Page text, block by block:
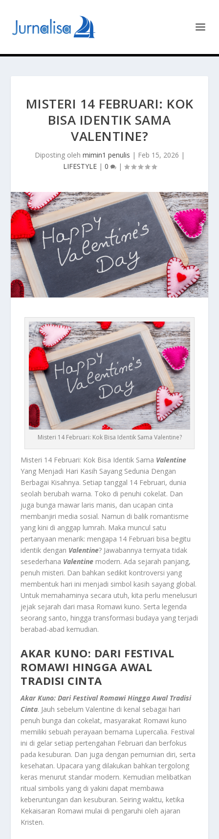
MISTERI 14 FEBRUARI: KOK
BISA IDENTIK SAMA
VALENTINE?
Diposting oleh mimin1 penulis | Feb 15, 2026 |
LIFESTYLE| 0 |
Misteri 14 Februari: Kok Bisa Identik Sama Valentine?
Misteri 14 Februari: Kok Bisa Identik Sama Valentine
Yang Menjadi Hari Kasih Sayang Sedunia Dengan
Berbagai Kisahnya. Setiap tanggal 14 Februari, dunia
seolah berubah warna. Toko di penuhi cokelat. Dan
juga bunga mawar laris manis, dan ucapan cinta
membanjiri media sosial. Namun di balik romantisme
yang kini di anggap lumrah. Maka muncul satu
pertanyaan menarik: mengapa 14 Februari bisa begitu
identik dengan Valentine? Jawabannya ternyata tidak
sesederhana Valentine modern. Ada sejarah panjang,
penuh misteri. Dan bahkan sedikit kontroversi yang
membentuk hari ini menjadi simbol kasih sayang global.
Untuk memahaminya secara utuh, kita perlu menelusuri
jejak sejarah dari masa Romawi kuno. Serta legenda
seorang santo, hingga transformasi budaya yang terjadi
berabad-abad kemudian.
AKAR KUNO: DARI FESTIVAL
ROMAWI HINGGA AWAL
TRADISI CINTA
Akar Kuno: Dari Festival Romawi Hingga Awal Tradisi
Cinta. Jauh sebelum Valentine di kenal sebagai hari
penuh bunga dan cokelat, masyarakat Romawi kuno
memiliki sebuah perayaan bernama Lupercalia. Festival
ini di gelar setiap pertengahan Februari dan berfokus
pada kesuburan. Dan juga dengan pemurnian diri, serta
kesehatan. Upacara yang dilakukan bahkan tergolong
keras menurut standar modern. Kemudian melibatkan
ritual simbolis yang di yakini dapat membawa
keberuntungan dan kesuburan. Seiring waktu, ketika
Kekaisaran Romawi mulai di pengaruhi oleh ajaran
Kristen.